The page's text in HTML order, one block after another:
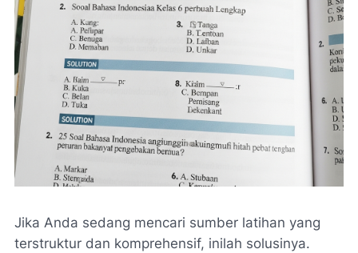
Jika Anda sedang mencari sumber latihan yang
terstruktur dan komprehensif, inilah solusinya.